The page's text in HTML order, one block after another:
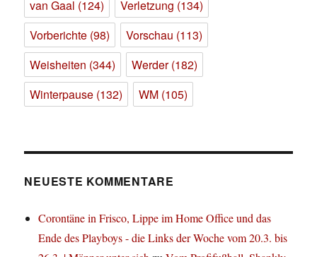
van Gaal (124) Verletzung (134)
Vorberichte (98) Vorschau (113)
Weisheiten (344) Werder(182)
Winterpause (132) WM (105)
NEUESTE KOMMENTARE
Corontäne in Frisco, Lippe im Home Office und das
Ende des Playboys - die Links der Woche vom 20.3. bis